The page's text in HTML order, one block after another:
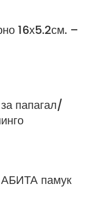
16х5.2см. –
папагал/
АБИТА памук